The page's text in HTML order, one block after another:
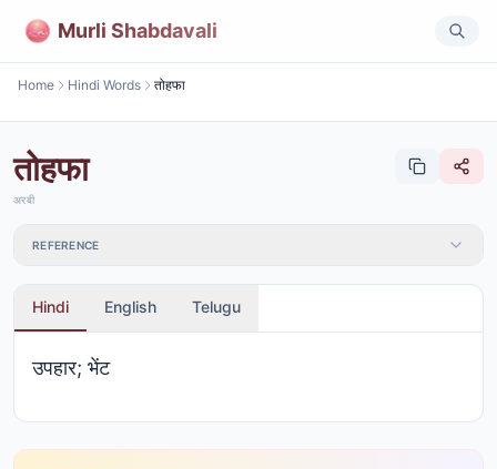
Murli Shabdavali
Home Hindi Words तोहफा
तोहफा
अरबी
REFERENCE
Hindi English Telugu
उपहार; भेंट